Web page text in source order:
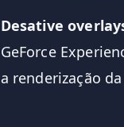
Desative
GeForce
a renderização